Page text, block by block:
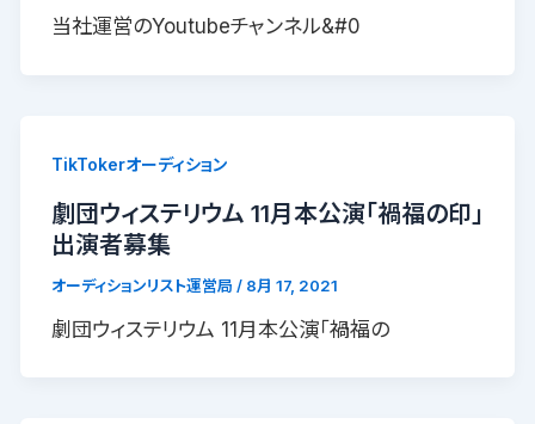
当社運営のYoutubeチャンネル&#0
TikTokerオーディション
劇団ウィステリウム 11月本公演「禍福の印」
出演者募集
オーディションリスト運営局 / 8月 17, 2021
劇団ウィステリウム 11月本公演「禍福の